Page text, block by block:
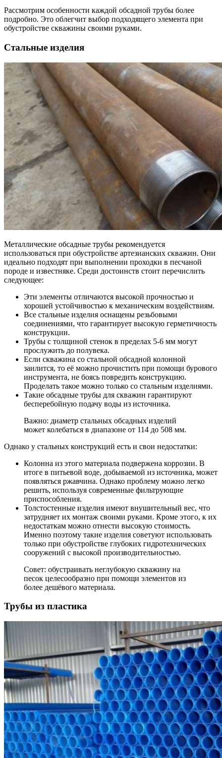
Рассмотрим особенности каждой обсадной трубы более
подробно. Это облегчит выбор подходящего элемента при
обустройстве скважины своими руками.
Стальные изделия
Металлические обсадные трубы рекомендуется
использоваться при обустройстве артезианских скважин. Они
идеально подходят при выполнении проходки в песчаной
породе и известняке. Среди достоинств стоит перечислить
следующее:
Эти элементы отличаются высокой прочностью и
хорошей устойчивостью к механическим воздействиям.
Все стальные изделия оснащены резьбовыми
соединениями, что гарантирует высокую герметичность
конструкции.
Трубы с толщиной стенок в пределах 5-6 мм могут
прослужить до полувека.
Если скважина со стальной обсадной колонной
заилится, то её можно прочистить при помощи бурового
инструмента, не боясь повредить конструкцию.
Проделать такое можно только со стальным изделиями.
Такие обсадные трубы для скважин гарантируют
бесперебойную подачу воды из источника.
Важно: диаметр стальных обсадных изделий
может колебаться в диапазоне от 114 до 508 мм.
Однако у стальных конструкций есть и свои недостатки:
Колонна из этого материала подвержена коррозии. В
итоге в питьевой воде, добываемой из источника, может
появляться ржавчина. Однако проблему можно легко
решить, используя современные фильтрующие
приспособления.
Толстостенные изделия имеют внушительный вес, что
затрудняет их монтаж своими руками. Кроме этого, к их
недостаткам можно отнести высокую стоимость.
Именно поэтому такие изделия советуют использовать
только при обустройстве глубоких гидротехнических
сооружений с высокой производительностью.
Совет: обустраивать неглубокую скважину на
песок целесообразно при помощи элементов из
более дешёвого материала.
Трубы из пластика